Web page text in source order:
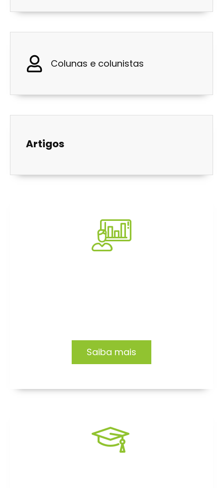
Colunas e colunistas
Artigos
Saiba mais